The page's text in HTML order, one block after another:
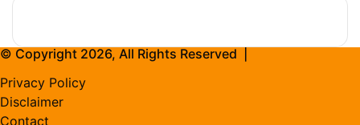
© Copyright 2026, All Rights Reserved |
Privacy Policy
Disclaimer
Contact